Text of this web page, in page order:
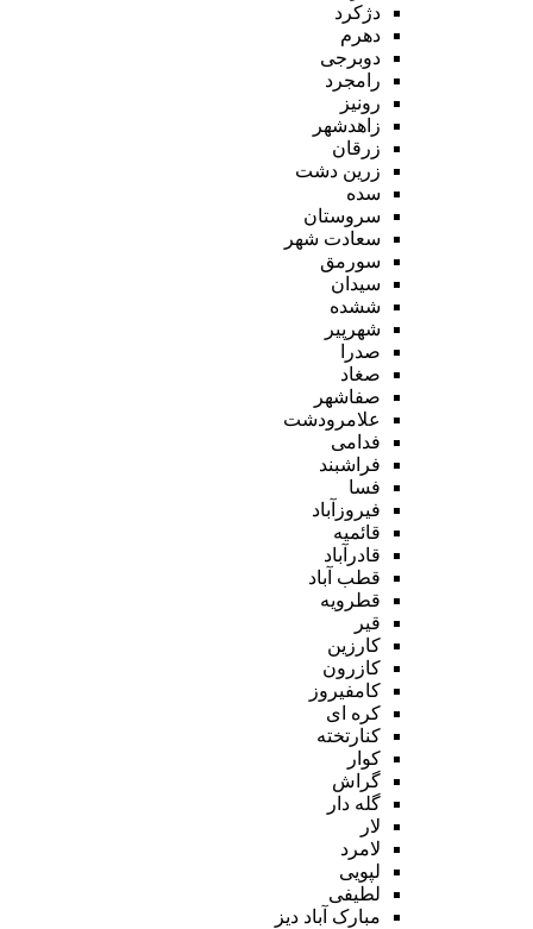
دژکرد
دهرم
دوبرجی
رامجرد
رونیز
زاهدشهر
زرقان
زرین دشت
سده
سروستان
سعادت شهر
سورمق
سیدان
ششده
شهرپیر
صدرا
صغاد
صفاشهر
علامرودشت
فدامی
فراشبند
فسا
فیروزآباد
قائمیه
قادرآباد
قطب آباد
قطرویه
قیر
کارزین
کازرون
کامفیروز
کره ای
کنارتخته
کوار
گراش
گله دار
لار
لامرد
لپویی
لطیفی
مبارک آباد دیز